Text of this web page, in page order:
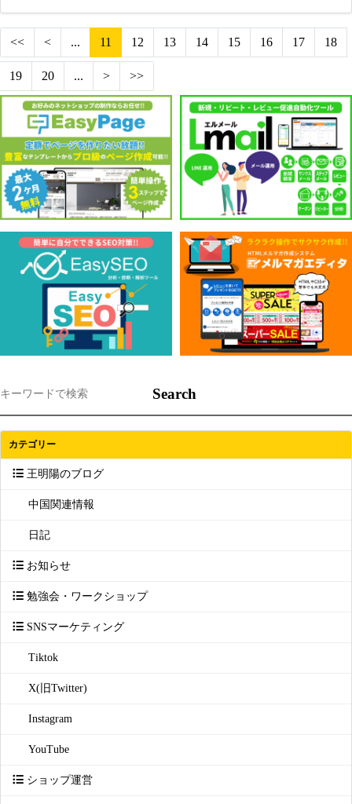
<< < ... 11 12 13 14 15 16 17 18
19 20 ... > >>
Search
カテゴリー
王明陽のブログ
中国関連情報
日記
お知らせ
勉強会・ワークショップ
SNSマーケティング
Tiktok
X(旧Twitter)
Instagram
YouTube
ショップ運営